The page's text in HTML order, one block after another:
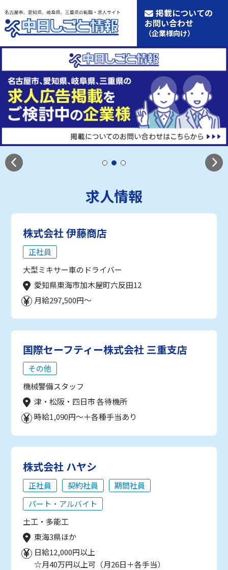
掲載についての
お問い合わせ
（企業様向け）
求人情報
株式会社 伊藤商店
正社員
大型ミキサー車のドライバー
愛知県東海市加木屋町六反田12
月給297,500円～
国際セーフティー株式会社 三重支店
その他
機械警備スタッフ
津・松阪・四日市 各待機所
時給1,090円～＋各種手当あり
株式会社 ハヤシ
正社員 契約社員
期間社員
パート・アルバイト
土工・多能工
東海3県ほか
日給12,000円以上
☆月40万円以上可（月26日＋各手当）